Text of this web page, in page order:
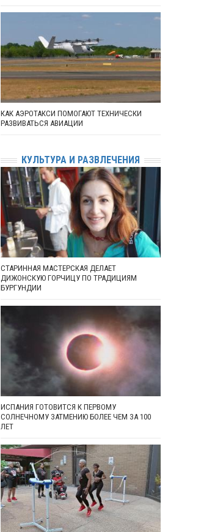
КАК АЭРОТАКСИ ПОМОГАЮТ ТЕХНИЧЕСКИ
РАЗВИВАТЬСЯ АВИАЦИИ
КУЛЬТУРА И РАЗВЛЕЧЕНИЯ
СТАРИННАЯ МАСТЕРСКАЯ ДЕЛАЕТ
ДИЖОНСКУЮ ГОРЧИЦУ ПО ТРАДИЦИЯМ
БУРГУНДИИ
ИСПАНИЯ ГОТОВИТСЯ К ПЕРВОМУ
СОЛНЕЧНОМУ ЗАТМЕНИЮ БОЛЕЕ ЧЕМ ЗА 100
ЛЕТ